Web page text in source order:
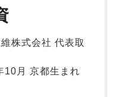
マ
秋
ルズ半袖
り
株式会社 代表取
10月 京都生まれ